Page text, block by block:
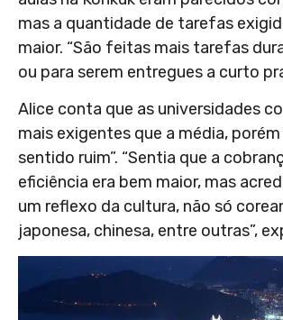
mas a quantidade de tarefas
maior. “São feitas mais tarefas
ou para serem entregues a curto
Alice conta que as universidades
mais exigentes que a média, porém
sentido ruim”. “Sentia que a
eficiência era bem maior, mas
um reflexo da cultura, não só
japonesa, chinesa, entre outras”,